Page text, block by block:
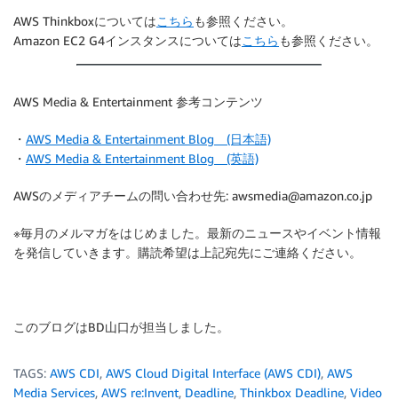
AWS Thinkboxについてはこちら も参照ください。
Amazon EC2 G4インスタンスについてはこちら も参照ください。
AWS Media & Entertainment 参考コンテンツ
・ AWS Media & Entertainment Blog (日本語)
・ AWS Media & Entertainment Blog (英語)
AWSのメディアチームの問い合わせ先: awsmedia@amazon.co.jp
※毎月のメルマガをはじめました。最新のニュースやイベント情報
を発信していきます。購読希望は上記宛先にご連絡ください。
このブログはBD山口が担当しました。
TAGS: AWS CDI, AWS Cloud Digital Interface (AWS CDI), AWS
Media Services, AWS re:Invent, Deadline, Thinkbox Deadline, Video